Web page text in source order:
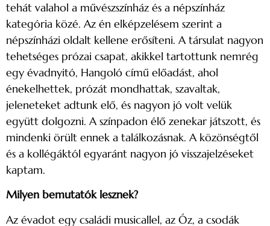
tehát valahol a művészszínház és a népszínház
kategória közé. Az én elképzelésem szerint a
népszínházi oldalt kellene erősíteni. A társulat nagyon
tehetséges prózai csapat, akikkel tartottunk nemrég
egy évadnyitó, Hangoló című előadást, ahol
énekelhettek, prózát mondhattak, szavaltak,
jeleneteket adtunk elő, és nagyon jó volt velük
együtt dolgozni. A színpadon élő zenekar játszott, és
mindenki örült ennek a találkozásnak. A közönségtől
és a kollégáktól egyaránt nagyon jó visszajelzéseket
kaptam.
Milyen bemutatók lesznek?
Az évadot egy családi musicallel, az Óz, a csodák